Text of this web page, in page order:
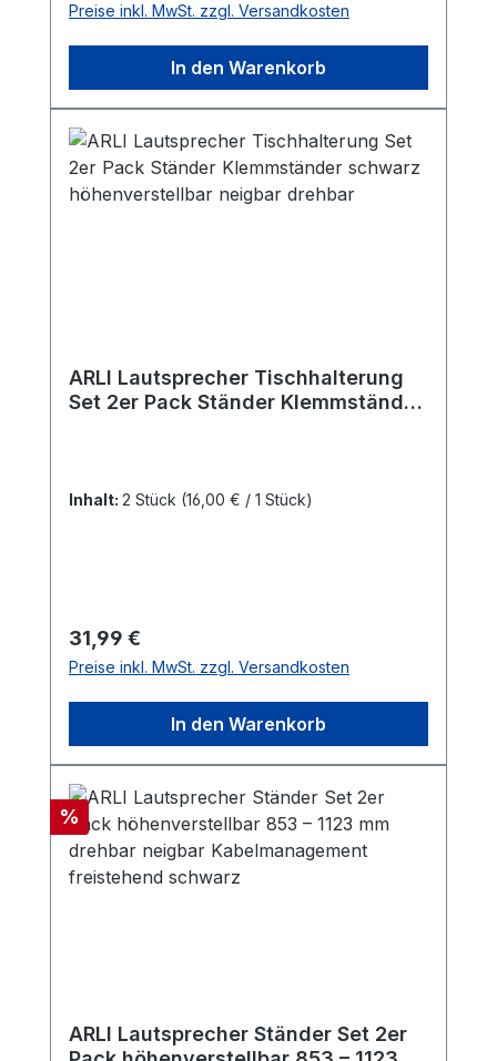
Preise inkl. MwSt. zzgl. Versandkosten
In den Warenkorb
ARLI Lautsprecher Tischhalterung
Set 2er Pack Ständer Klemmständer
Inhalt: 2 Stück (16,00 € / 1 Stück)
Regulärer Preis:
31,99 €
Preise inkl. MwSt. zzgl. Versandkosten
In den Warenkorb
Rabatt
%
ARLI Lautsprecher Ständer Set 2er